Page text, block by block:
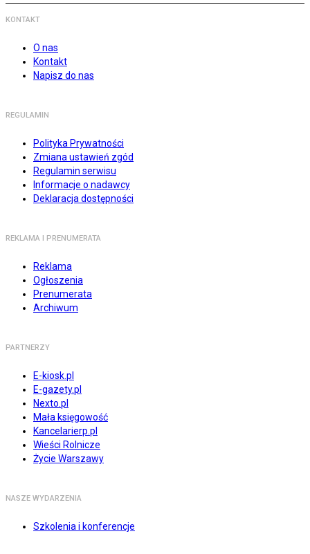
KONTAKT
O nas
Kontakt
Napisz do nas
REGULAMIN
Polityka Prywatności
Zmiana ustawień zgód
Regulamin serwisu
Informacje o nadawcy
Deklaracja dostępności
REKLAMA I PRENUMERATA
Reklama
Ogłoszenia
Prenumerata
Archiwum
PARTNERZY
E-kiosk.pl
E-gazety.pl
Nexto.pl
Mała księgowość
Kancelarierp.pl
Wieści Rolnicze
Życie Warszawy
NASZE WYDARZENIA
Szkolenia i konferencje